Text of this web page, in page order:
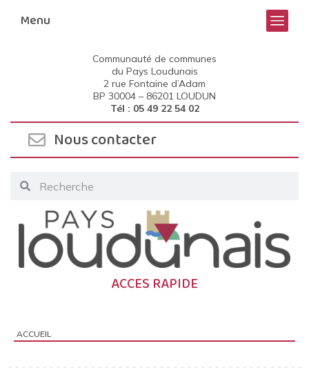
Menu
Communauté de communes
du Pays Loudunais
2 rue Fontaine d’Adam
BP 30004 – 86201 LOUDUN
Tél : 05 49 22 54 02
Nous contacter
ACCES RAPIDE
Vous êtes ici :
ACCUEIL